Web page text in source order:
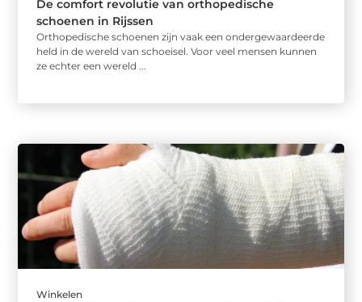
De comfort revolutie van orthopedische
schoenen in Rijssen
Orthopedische schoenen zijn vaak een ondergewaardeerde
held in de wereld van schoeisel. Voor veel mensen kunnen
ze echter een wereld ...
Winkelen